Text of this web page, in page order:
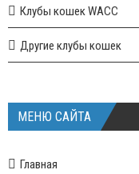
Клубы кошек WACC
Другие клубы кошек
МЕНЮ САЙТА
Главная